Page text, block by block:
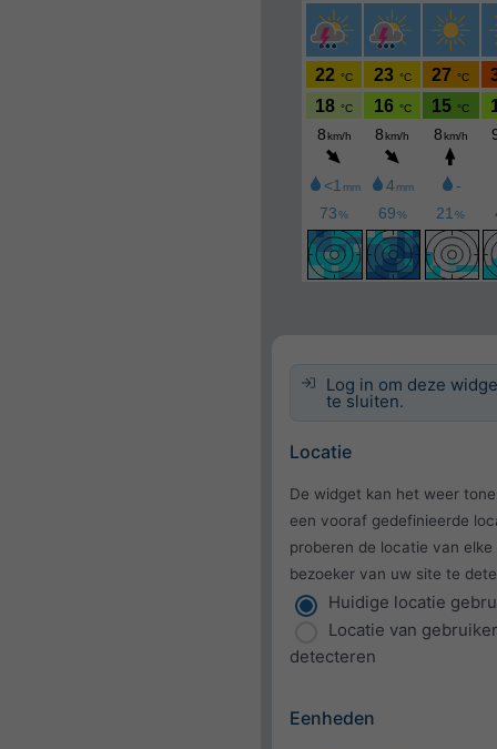
Log in om deze
te sluiten.
Locatie
De widget kan het weer
een vooraf gedefinieerde
proberen de locatie van elke
bezoeker van uw site te
Huidige locatie
Locatie van gebruiker
detecteren
Eenheden